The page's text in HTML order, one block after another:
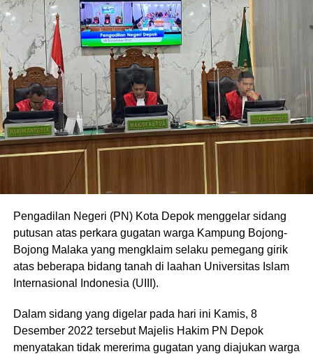
Pengadilan Negeri (PN) Kota Depok menggelar sidang
putusan atas perkara gugatan warga Kampung Bojong-
Bojong Malaka yang mengklaim selaku pemegang girik
atas beberapa bidang tanah di laahan Universitas Islam
Internasional Indonesia (UIII).
Dalam sidang yang digelar pada hari ini Kamis, 8
Desember 2022 tersebut Majelis Hakim PN Depok
menyatakan tidak mererima gugatan yang diajukan warga